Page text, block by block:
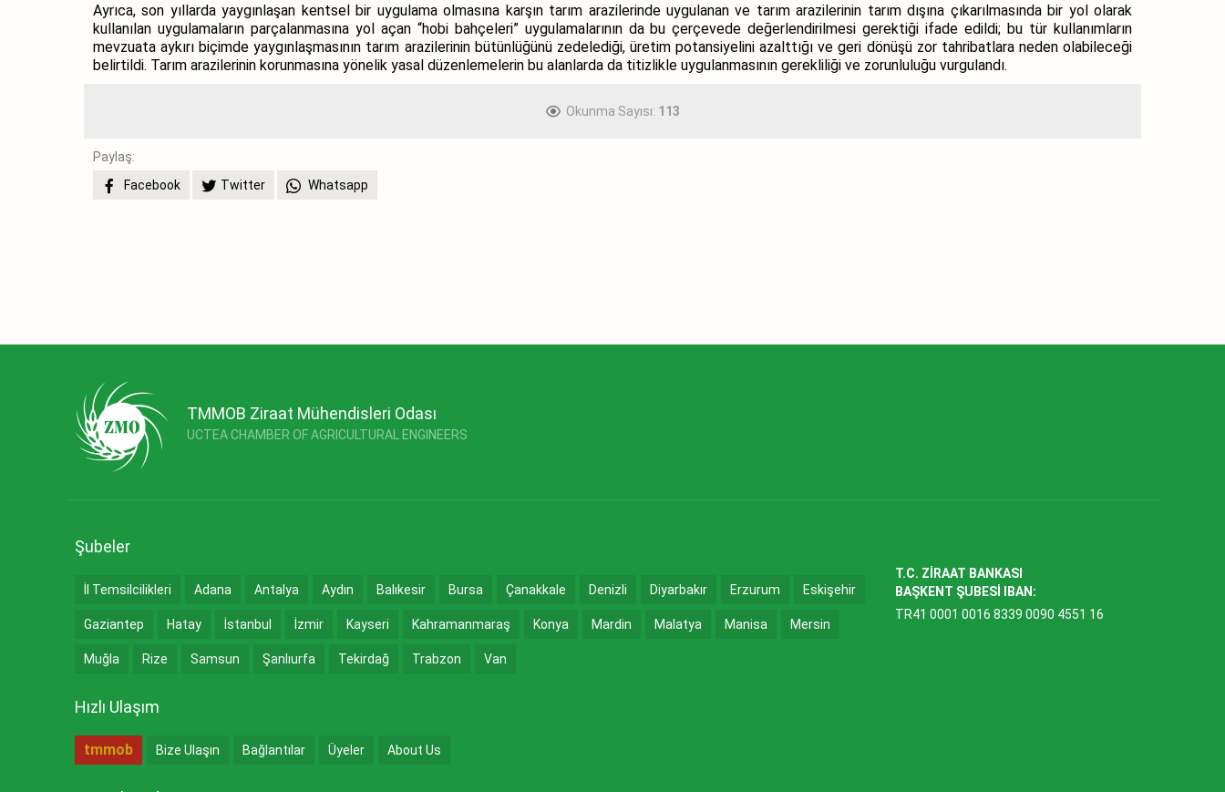
Ayrıca, son yıllarda yaygınlaşan kentsel bir uygulama olmasına karşın tarım arazilerinde uygulanan ve tarım arazilerinin tarım dışına çıkarılmasında bir yol olarak
kullanılan uygulamaların parçalanmasına yol açan “hobi bahçeleri” uygulamalarının da bu çerçevede değerlendirilmesi gerektiği ifade edildi; bu tür kullanımların
mevzuata aykırı biçimde yaygınlaşmasının tarım arazilerinin bütünlüğünü zedelediği, üretim potansiyelini azalttığı ve geri dönüşü zor tahribatlara neden olabileceği
belirtildi. Tarım arazilerinin korunmasına yönelik yasal düzenlemelerin bu alanlarda da titizlikle uygulanmasının gerekliliği ve zorunluluğu vurgulandı.
Okunma Sayısı: 113
Paylaş:
Facebook
Twitter Whatsapp
TMMOB Ziraat Mühendisleri Odası
UCTEA CHAMBER OF AGRICULTURAL ENGINEERS
Şubeler
İl Temsilcilikleri Adana Antalya Aydın Balıkesir Bursa Çanakkale Denizli Diyarbakır Erzurum Eskişehir
Gaziantep Hatay İstanbul İzmir Kayseri Kahramanmaraş Konya Mardin Malatya Manisa Mersin
Muğla Rize Samsun Şanlıurfa Tekirdağ Trabzon Van
Hızlı Ulaşım
tmmob Bize Ulaşın Bağlantılar Üyeler About Us
T.C. ZİRAAT BANKASI
BAŞKENT ŞUBESİ IBAN:
TR41 0001 0016 8339 0090 4551 16